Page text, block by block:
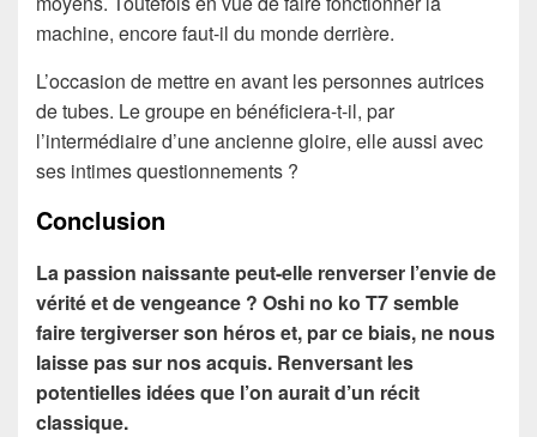
machine, encore faut-il du monde derrière.
L’occasion de mettre en avant les personnes autrices
de tubes. Le groupe en bénéficiera-t-il, par
l’intermédiaire d’une ancienne gloire, elle aussi avec
ses intimes questionnements ?
Conclusion
La passion naissante peut-elle renverser l’envie de
vérité et de vengeance ? Oshi no ko T7 semble
faire tergiverser son héros et, par ce biais, ne nous
laisse pas sur nos acquis. Renversant les
potentielles idées que l’on aurait d’un récit
classique.